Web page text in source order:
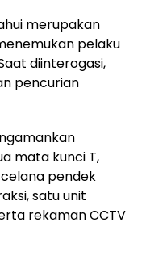
merupakan
pelaku
diinterogasi,
pencurian
mata kunci T,
pendek
satu unit
rekaman CCTV